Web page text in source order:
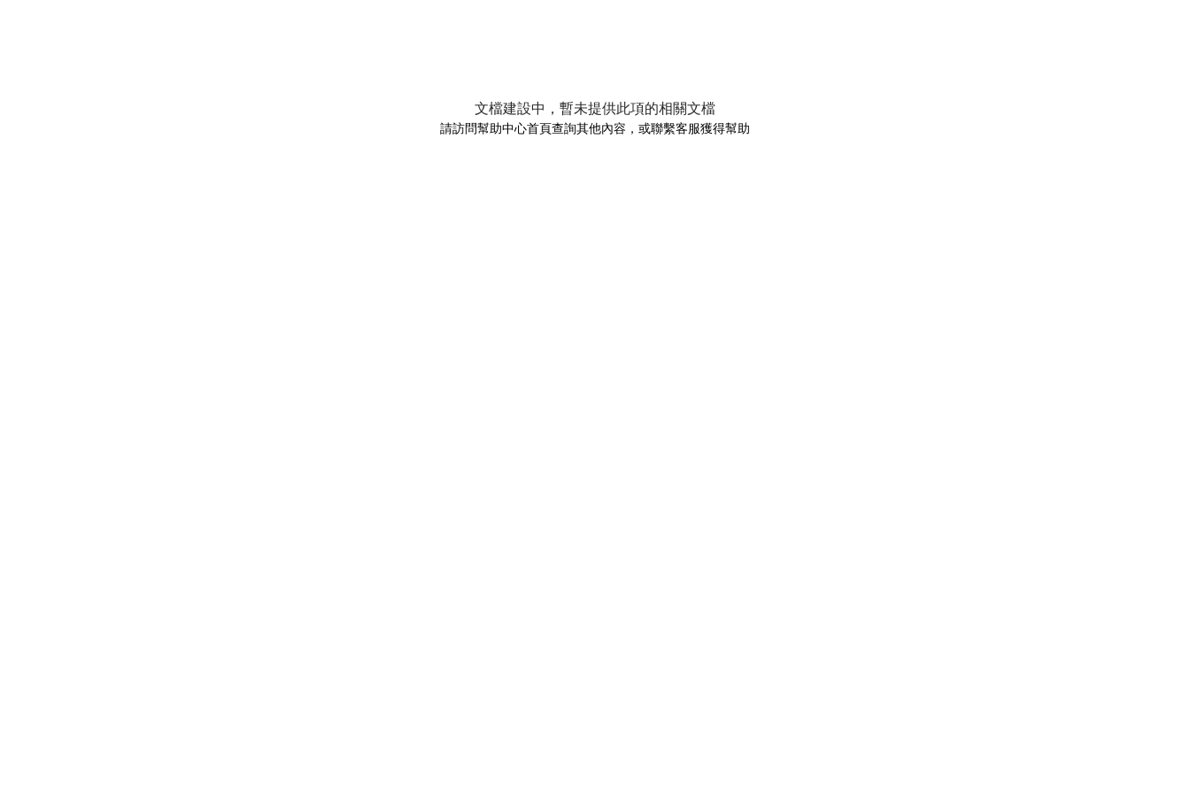
文檔建設中，暫未提供此項的相關文檔
請訪問幫助中心首頁查詢其他內容，或聯繫客服獲得幫助